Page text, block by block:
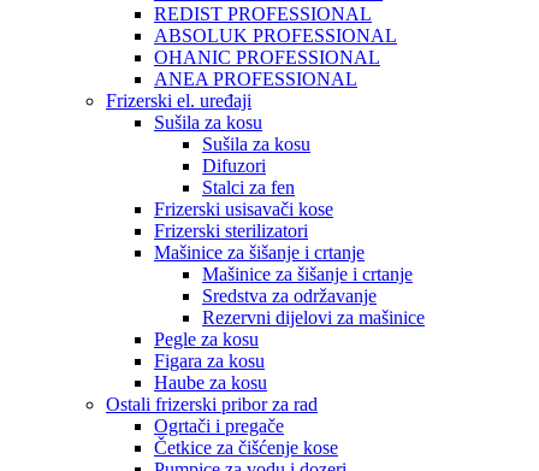
REDIST PROFESSIONAL
ABSOLUK PROFESSIONAL
OHANIC PROFESSIONAL
ANEA PROFESSIONAL
Frizerski el. uređaji
Sušila za kosu
Sušila za kosu
Difuzori
Stalci za fen
Frizerski usisavači kose
Frizerski sterilizatori
Mašinice za šišanje i crtanje
Mašinice za šišanje i crtanje
Sredstva za održavanje
Rezervni dijelovi za mašinice
Pegle za kosu
Figara za kosu
Haube za kosu
Ostali frizerski pribor za rad
Ogrtači i pregače
Četkice za čišćenje kose